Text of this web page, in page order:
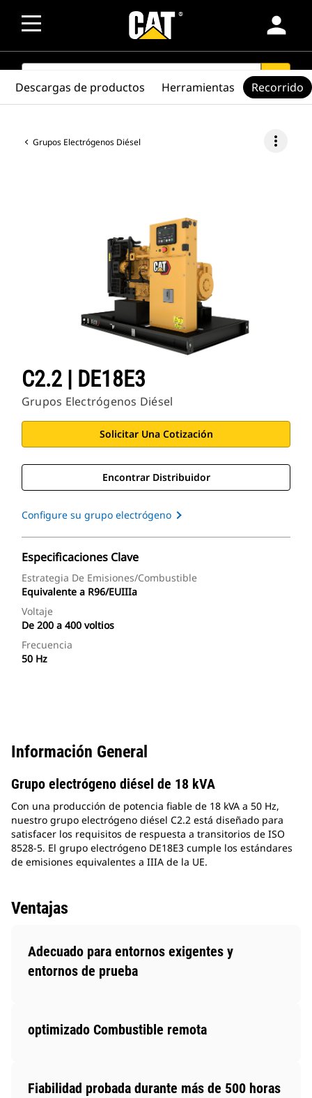
person
SEARCH search
Grupos Electrógenos Diésel more_vert
C2.2 | DE18E3
Grupos Electrógenos Diésel
Solicitar Una Cotización
Encontrar Distribuidor
Configure su grupo electrógeno
Especificaciones Clave
Estrategia De Emisiones/combustible
Equivalente a R96/EUIIIa
Voltaje
De 200 a 400 voltios
Frecuencia
50 Hz
Descargas de productos Herramientas Recorrido
Información General
Grupo electrógeno diésel de 18 kVA
Con una producción de potencia fiable de 18 kVA a 50 Hz,
nuestro grupo electrógeno diésel C2.2 está diseñado para
satisfacer los requisitos de respuesta a transitorios de ISO
8528-5. El grupo electrógeno DE18E3 cumple los estándares
de emisiones equivalentes a IIIA de la UE.
Ventajas
Adecuado para entornos exigentes y
entornos de prueba
optimizado Combustible remota
Fiabilidad probada durante más de 500 horas